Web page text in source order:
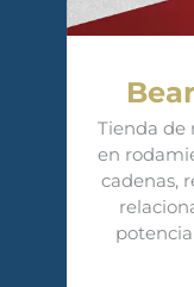
Tienda de
en
cadenas,